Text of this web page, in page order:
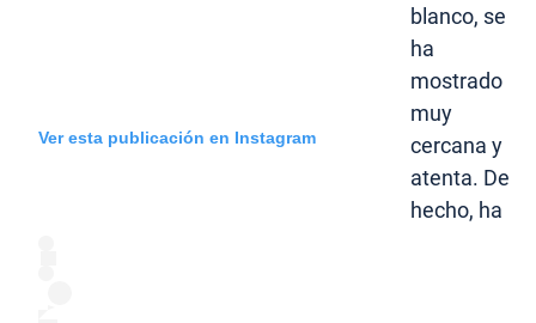
Ver esta publicación en Instagram
blanco, se
ha
mostrado
muy
cercana y
atenta. De
hecho, ha